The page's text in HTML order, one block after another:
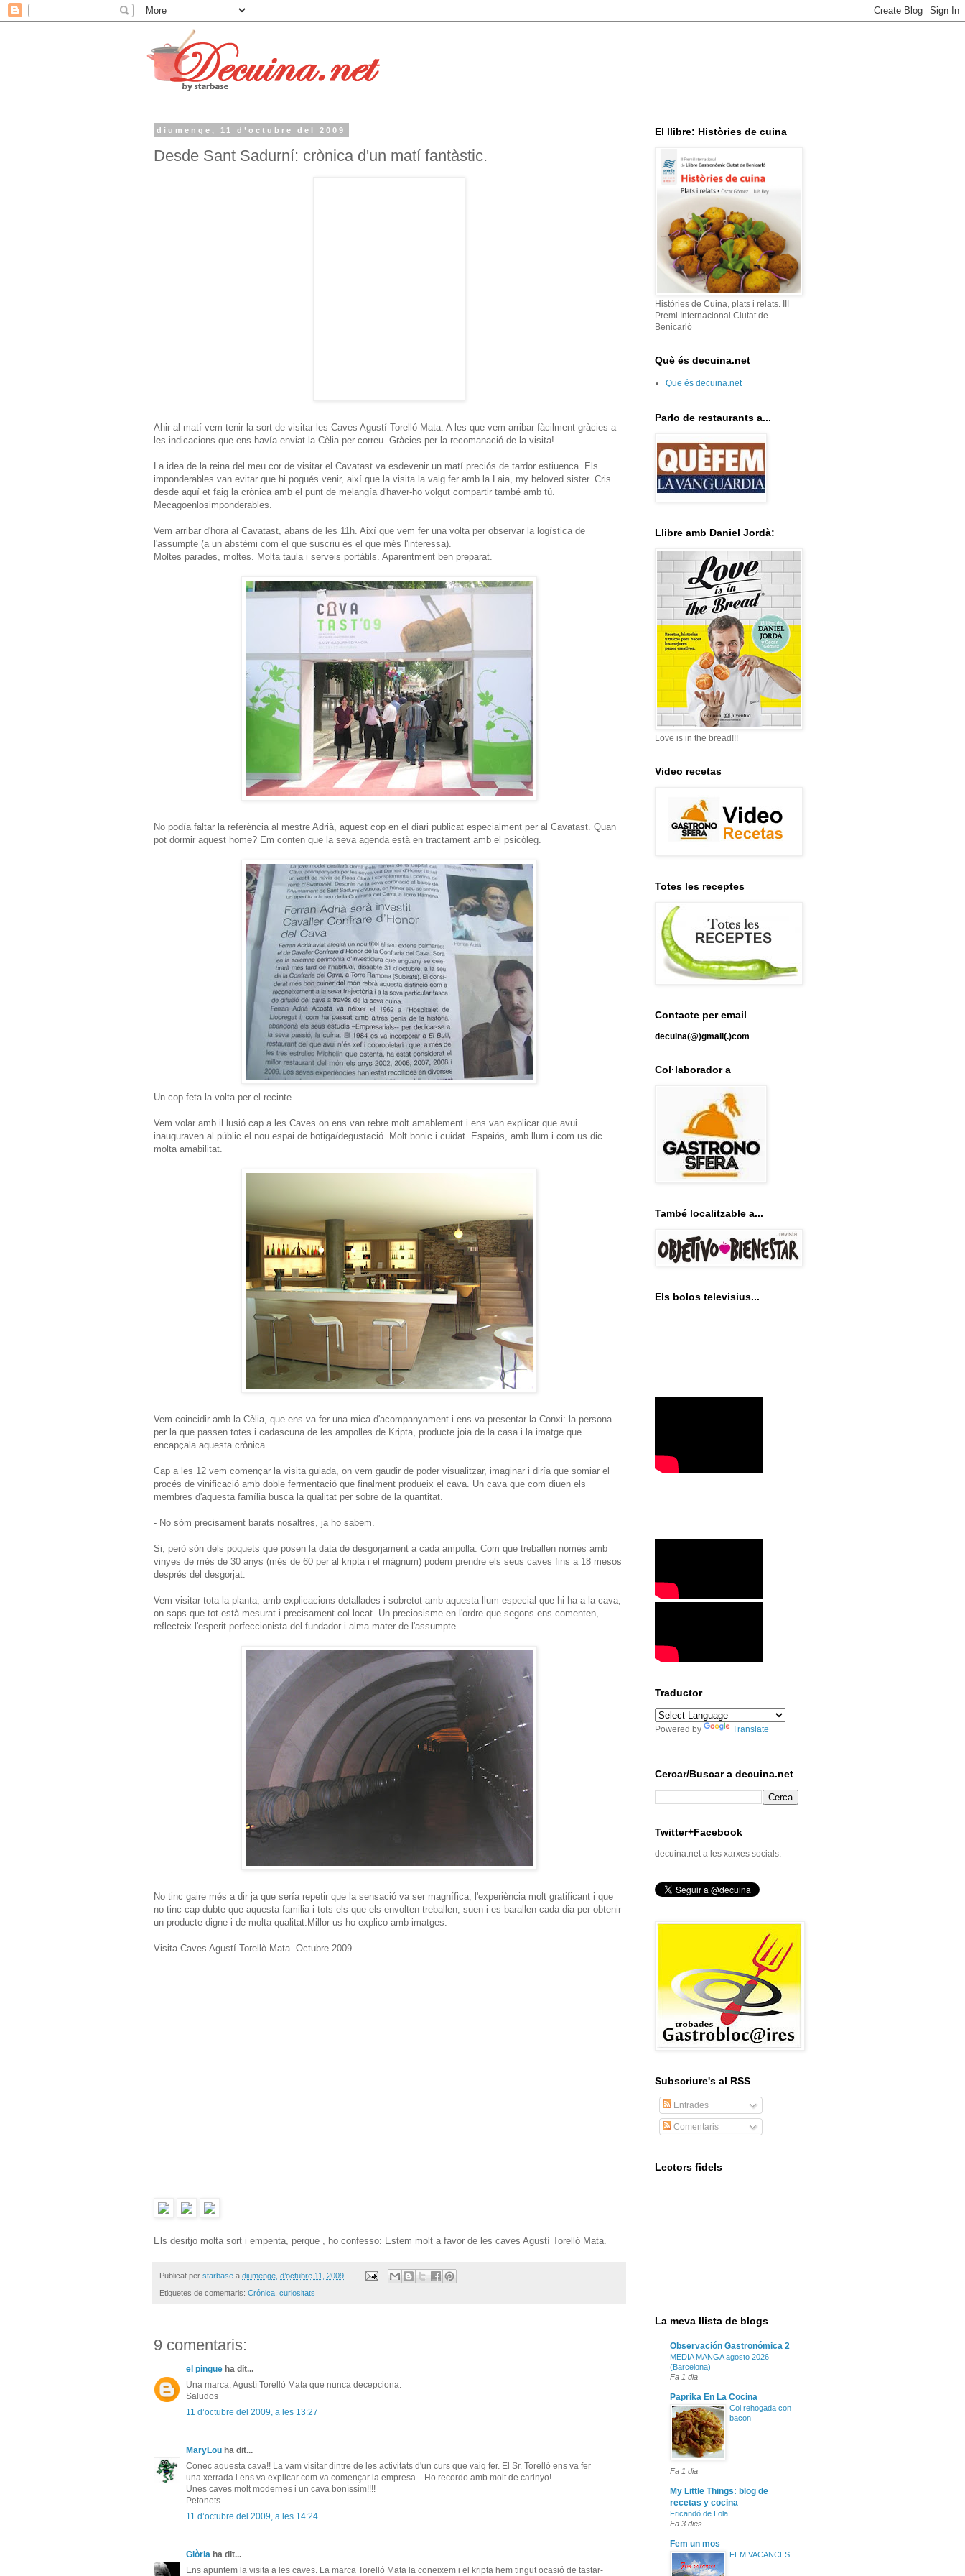
diumenge, 11 d’octubre del 2009
Desde Sant Sadurní: crònica d'un matí fantàstic.
Ahir al matí vem tenir la sort de visitar les Caves Agustí Torelló Mata. A les que vem arribar fàcilment gràcies a
les indicacions que ens havía enviat la Cèlia per correu. Gràcies per la recomanació de la visita!
La idea de la reina del meu cor de visitar el Cavatast va esdevenir un matí preciós de tardor estiuenca. Els
imponderables van evitar que hi pogués venir, així que la visita la vaig fer amb la Laia, my beloved sister. Cris
desde aquí et faig la crònica amb el punt de melangía d'haver-ho volgut compartir també amb tú.
Mecagoenlosimponderables.
Vem arribar d'hora al Cavatast, abans de les 11h. Així que vem fer una volta per observar la logística de
l'assumpte (a un abstèmi com el que suscriu és el que més l'interessa).
Moltes parades, moltes. Molta taula i serveis portàtils. Aparentment ben preparat.
No podía faltar la referència al mestre Adrià, aquest cop en el diari publicat especialment per al Cavatast. Quan
pot dormir aquest home? Em conten que la seva agenda està en tractament amb el psicòleg.
Un cop feta la volta per el recinte....
Vem volar amb il.lusió cap a les Caves on ens van rebre molt amablement i ens van explicar que avui
inauguraven al públic el nou espai de botiga/degustació. Molt bonic i cuidat. Espaiós, amb llum i com us dic
molta amabilitat.
Vem coincidir amb la Cèlia, que ens va fer una mica d'acompanyament i ens va presentar la Conxi: la persona
per la que passen totes i cadascuna de les ampolles de Kripta, producte joia de la casa i la imatge que
encapçala aquesta crònica.
Cap a les 12 vem començar la visita guiada, on vem gaudir de poder visualitzar, imaginar i diría que somiar el
procés de vinificació amb doble fermentació que finalment produeix el cava. Un cava que com diuen els
membres d'aquesta família busca la qualitat per sobre de la quantitat.
- No sóm precisament barats nosaltres, ja ho sabem.
Si, però són dels poquets que posen la data de desgorjament a cada ampolla: Com que treballen només amb
vinyes de més de 30 anys (més de 60 per al kripta i el mágnum) podem prendre els seus caves fins a 18 mesos
després del desgorjat.
Vem visitar tota la planta, amb explicacions detallades i sobretot amb aquesta llum especial que hi ha a la cava,
on saps que tot està mesurat i precisament col.locat. Un preciosisme en l'ordre que segons ens comenten,
reflecteix l'esperit perfeccionista del fundador i alma mater de l'assumpte.
No tinc gaire més a dir ja que sería repetir que la sensació va ser magnífica, l'experiència molt gratificant i que
no tinc cap dubte que aquesta familia i tots els que els envolten treballen, suen i es barallen cada dia per obtenir
un producte digne i de molta qualitat.Millor us ho explico amb imatges:
Visita Caves Agustí Torellò Mata. Octubre 2009.
Els desitjo molta sort i empenta, perque , ho confesso: Estem molt a favor de les caves Agustí Torelló Mata.
Publicat per starbase a diumenge, d’octubre 11, 2009
Etiquetes de comentaris: Crónica curiositats
9 comentaris:
el pingue ha dit...
Una marca, Agustí Torellò Mata que nunca decepciona.
Saludos
11 d’octubre del 2009, a les 13:27
MaryLou ha dit...
Conec aquesta cava!! La vam visitar dintre de les activitats d'un curs que vaig fer. El Sr. Torelló ens va fer
una xerrada i ens va explicar com va començar la empresa... Ho recordo amb molt de carinyo!
Unes caves molt modernes i un cava boníssim!!!!
Petonets
11 d’octubre del 2009, a les 14:24
Glòria ha dit...
Ens apuntem la visita a les caves. La marca Torelló Mata la coneixem i el kripta hem tingut ocasió de tastar-
El llibre: Històries de cuina
Històries de Cuina, plats i relats. III
Premi Internacional Ciutat de
Benicarló
Què és decuina.net
Que és decuina.net
Parlo de restaurants a...
Llibre amb Daniel Jordà:
Love is in the bread!!!
Video recetas
Totes les receptes
Contacte per email
decuina(@)gmail(.)com
Col·laborador a
També localitzable a...
Els bolos televisius...
Traductor
Powered by Translate
Cercar/Buscar a decuina.net
Twitter+Facebook
decuina.net a les xarxes socials.
Subscriure's al RSS
Entrades
Comentaris
Lectors fidels
La meva llista de blogs
Observación Gastronómica 2
MEDIA MANGA agosto 2026
(Barcelona)
Fa 1 dia
Paprika En La Cocina
Col rehogada con
bacon
Fa 1 dia
My Little Things: blog de
recetas y cocina
Fricandó de Lola
Fa 3 dies
Fem un mos
FEM VACANCES